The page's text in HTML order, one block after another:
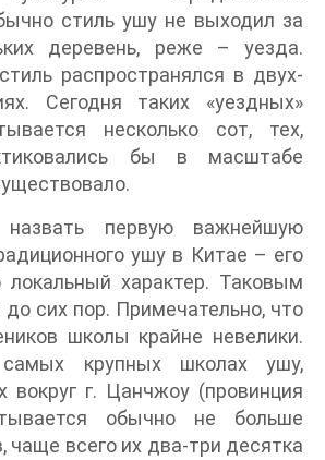
стиль ушу не выходил за
деревень, реже – уезда.
распространялся в двух-
Сегодня таких «уездных»
несколько сот, тех,
бы в масштабе
первую важнейшую
ушу в Китае – его
локальный характер. Таковым
сих пор. Примечательно, что
школы крайне невелики.
крупных школах ушу,
вокруг г. Цанчжоу (провинция
обычно не больше
чаще всего их два-три десятка